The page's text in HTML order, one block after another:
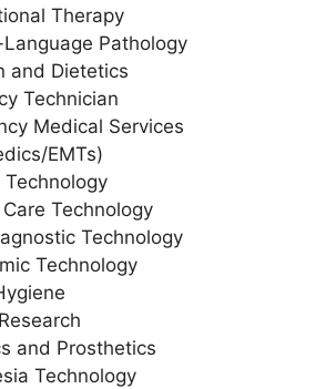
Therapy
Pathology
and Dietetics
Technician
Medical Services
EMTs)
Technology
Technology
Technology
Technology
and Prosthetics
Technology